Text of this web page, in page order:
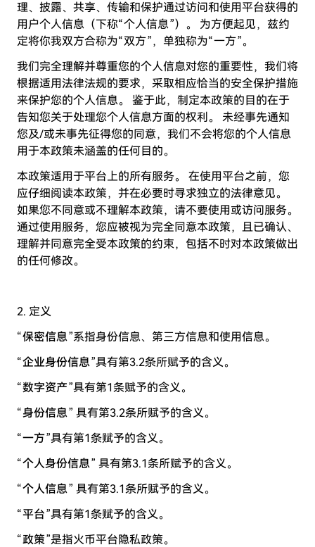
理、披露、共享、传输和保护通过访问和使用平台获得的
用户个人信息（下称“个人信息”）。 为方便起见，兹约
定将你我双方合称为“双方”，单独称为“一方”。
我们完全理解并尊重您的个人信息对您的重要性，我们将
根据适用法律法规的要求，采取相应恰当的安全保护措施
来保护您的个人信息。 鉴于此，制定本政策的目的在于
告知您关于处理您个人信息方面的权利。 未经事先通知
您及/或未事先征得您的同意，我们不会将您的个人信息
用于本政策未涵盖的任何目的。
本政策适用于平台上的所有服务。 在使用平台之前，您
应仔细阅读本政策，并在必要时寻求独立的法律意见。
如果您不同意或不理解本政策，请不要使用或访问服务。
通过使用服务，您应被视为完全同意本政策，且已确认、
理解并同意完全受本政策的约束，包括不时对本政策做出
的任何修改。
2. 定义
“保密信息”系指身份信息、第三方信息和使用信息。
“企业身份信息”具有第3.2条所赋予的含义。
“数字资产”具有第1条赋予的含义。
“身份信息” 具有第3.2条所赋予的含义。
“一方”具有第1条赋予的含义。
“个人身份信息” 具有第3.1条所赋予的含义。
“个人信息” 具有第3.1条所赋予的含义。
“平台”具有第1条赋予的含义。
“政策”是指火币平台隐私政策。